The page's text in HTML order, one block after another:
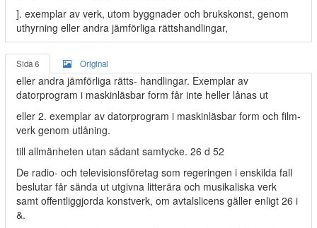
]. exemplar av verk, utom byggnader och brukskonst, genom
uthyrning eller andra jämförliga rättshandlingar,
Sida 6 Original
eller andra jämförliga rätts- handlingar. Exemplar av
datorprogram i maskinläsbar form får inte heller lånas ut
eller 2. exemplar av datorprogram i maskinläsbar form och film-
verk genom utlåning.
till allmänheten utan sådant samtycke. 26 d 52
De radio- och televisionsföretag som regeringen i enskilda fall
beslutar får sända ut utgivna litterära och musikaliska verk
samt offentliggjorda konstverk, om avtalslicens gäller enligt 26 i
&.